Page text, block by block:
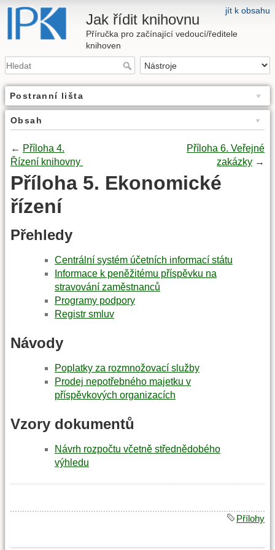
jít k obsahu
Jak řídit knihovnu
Příručka pro začínající vedoucí/ředitele
knihoven
Postranní lišta
Obsah
← Příloha 4.
Řízení knihovny
Příloha 6. Veřejné
zakázky →
Příloha 5. Ekonomické
řízení
Přehledy
Centrální systém účetních informací státu
Informace k peněžitému příspěvku na
stravování zaměstnanců
Programy podpory
Registr smluv
Návody
Poplatky za rozmnožovací služby
Prodej nepotřebného majetku v
příspěvkových organizacích
Vzory dokumentů
Návrh rozpočtu včetně střednědobého
výhledu
Přílohy